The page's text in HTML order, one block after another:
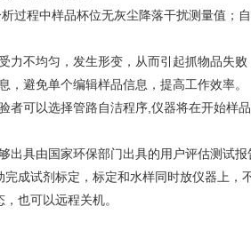
过程中样品杯位无灰尘降落干扰测量值；
不均匀，发生形变，从而引起抓物品失败
避免单个编辑样品信息，提高工作效率。
者可以选择管路自洁程序,仪器将在开始样
具由国家环保部门出具的用户评估测试报
成试剂标定，标定和水样同时放仪器上，
也可以远程关机。